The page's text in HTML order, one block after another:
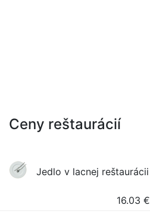
Ceny reštaurácií
Jedlo v lacnej reštaurácii
16.03 €